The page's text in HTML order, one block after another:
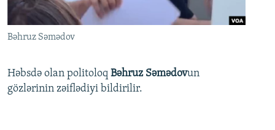
Bəhruz Səmədov
Həbsdə olan politoloq Bəhruz Səmədovun
gözlərinin zəiflədiyi bildirilir.